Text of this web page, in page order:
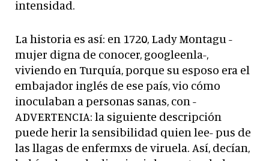
intensidad.
La historia es así: en 1720, Lady Montagu -
mujer digna de conocer, googleenla-,
viviendo en Turquía, porque su esposo era el
embajador inglés de ese país, vio cómo
inoculaban a personas sanas, con -
ADVERTENCIA: la siguiente descripción
puede herir la sensibilidad quien lee- pus de
las llagas de enfermxs de viruela. Así, decían,